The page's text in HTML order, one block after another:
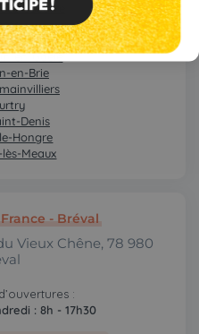
Jouarre
en-Goële
en-Brie
Denis
Hongre
Meaux
- Bréval
Vieux Chêne, 78 980
:
: 8h - 17h30